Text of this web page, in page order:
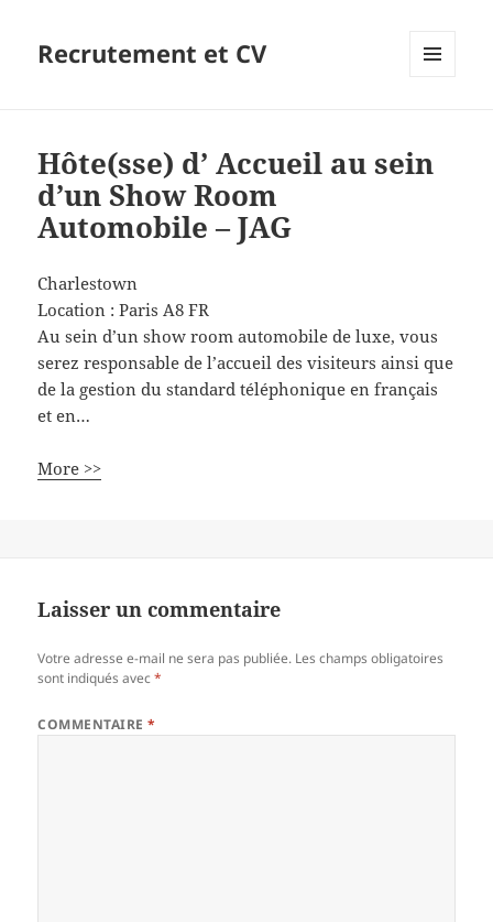
Recrutement et CV
Hôte(sse) d’ Accueil au sein
d’un Show Room
Automobile – JAG
Charlestown
Location :Paris A8 FR
Au sein d’un show room automobile de luxe, vous
serez responsable de l’accueil des visiteurs ainsi que
de la gestion du standard téléphonique en français
et en…
More >>
Laisser un commentaire
Votre adresse e-mail ne sera pas publiée. Les champs obligatoires
sont indiqués avec*
COMMENTAIRE*